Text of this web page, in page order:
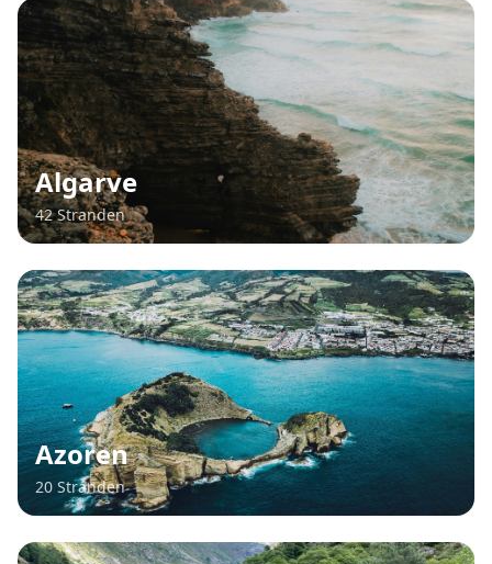
Algarve
42 Stranden
Azoren
20 Stranden